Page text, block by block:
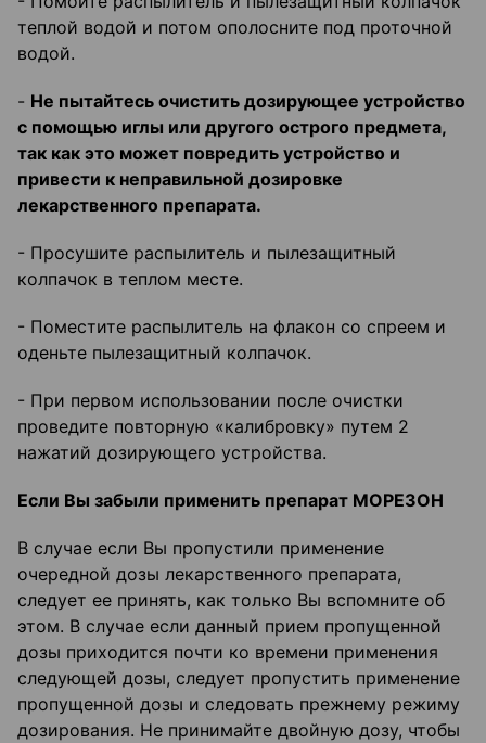
теплой водой и потом ополосните под проточной
водой.
- Не пытайтесь очистить дозирующее устройство
с помощью иглы или другого острого предмета,
так как это может повредить устройство и
привести к неправильной дозировке
лекарственного препарата.
- Просушите распылитель и пылезащитный
колпачок в теплом месте.
- Поместите распылитель на флакон со спреем и
оденьте пылезащитный колпачок.
- При первом использовании после очистки
проведите повторную «калибровку» путем 2
нажатий дозирующего устройства.
Если Вы забыли применить препарат МОРЕЗОН
В случае если Вы пропустили применение
очередной дозы лекарственного препарата,
следует ее принять, как только Вы вспомните об
этом. В случае если данный прием пропущенной
дозы приходится почти ко времени применения
следующей дозы, следует пропустить применение
пропущенной дозы и следовать прежнему режиму
дозирования. Не принимайте двойную дозу, чтобы